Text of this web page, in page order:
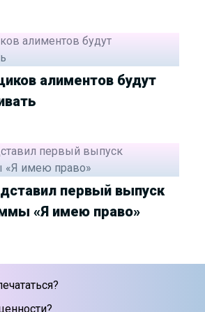
алиментов будут
первый выпуск
«Я имею право»